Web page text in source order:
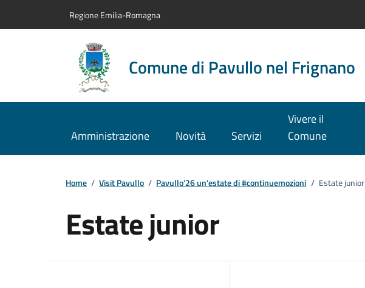
Regione Emilia-Romagna
Comune di Pavullo nel Frignano
Amministrazione Novità Servizi
Vivere il
Comune
Home / Visit Pavullo / Pavullo’26 un’estate di #continuemozioni / Estate junior
Estate junior